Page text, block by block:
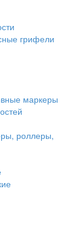
грифели
маркеры
роллеры,